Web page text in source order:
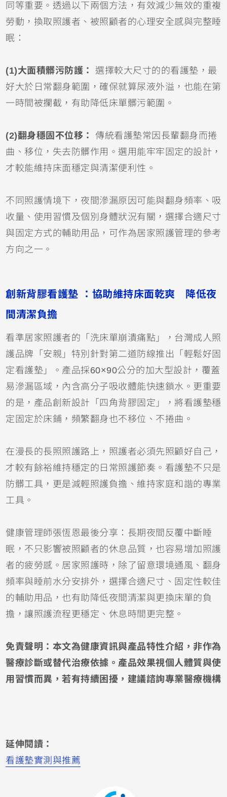
同等重要。透過以下兩個方法，有效減少無效的重複
勞動，換取照護者、被照顧者的心理安全感與完整睡
眠：
(1)大面積髒污防護： 選擇較大尺寸的的看護墊，最
好大於日常翻身範圍，確保就算尿液外溢，也能在第
一時間被攔截，有助降低床單髒污範圍。
(2)翻身穩固不位移：傳統看護墊常因長輩翻身而捲
曲、移位，失去防髒作用。選用能牢牢固定的設計，
才較能維持床面穩定與清潔便利性。
不同照護情境下，夜間滲漏原因可能與翻身頻率、吸
收量、使用習慣及個別身體狀況有關，選擇合適尺寸
與固定方式的輔助用品，可作為居家照護管理的參考
方向之一。
創新背膠看護墊 ：協助維持床面乾爽
降低夜
間清潔負擔
看準居家照護者的「洗床單崩潰痛點」，台灣成人照
護品牌「安親」特別針對第二道防線推出「輕鬆好固
定看護墊」。產品採60×90公分的加大型設計，覆蓋
易滲漏區域，內含高分子吸收體能快速鎖水。更重要
的是，產品創新設計「四角背膠固定」，將看護墊穩
定固定於床鋪，頻繁翻身也不移位、不捲曲。
在漫長的長照照護路上，照護者必須先照顧好自己，
才較有餘裕維持穩定的日常照護節奏。看護墊不只是
防髒工具，更是減輕照護負擔、維持家庭和諧的專業
工具。
健康管理師張恆恩最後分享：長期夜間反覆中斷睡
眠，不只影響被照顧者的休息品質，也容易增加照護
者的疲勞感。居家照護時，除了留意環境通風、翻身
頻率與睡前水分安排外，選擇合適尺寸、固定性較佳
的輔助用品，也有助降低夜間清潔與更換床單的負
擔，讓照護流程更穩定、休息時間更完整。
免責聲明：本文為健康資訊與產品特性介紹，非作為
醫療診斷或替代治療依據。產品效果視個人體質與使
用習慣而異，若有持續困擾，建議諮詢專業醫療機構
延伸閱讀：
看護墊實測與推薦